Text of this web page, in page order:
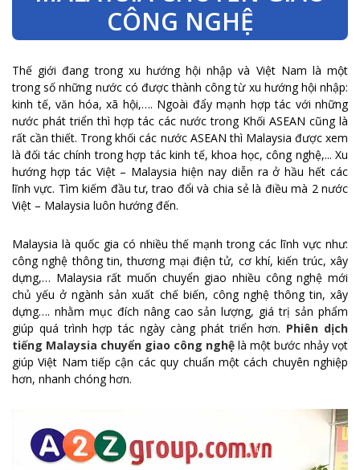
CÔNG NGHỆ
Thế giới đang trong xu hướng hội nhập và Việt Nam là một
trong số những nước có được thành công từ xu hướng hội nhập:
kinh tế, văn hóa, xã hội,…. Ngoài đẩy mạnh hợp tác với những
nước phát triển thì hợp tác các nước trong Khối ASEAN cũng là
rất cần thiết. Trong khối các nước ASEAN thì Malaysia được xem
là đối tác chính trong hợp tác kinh tế, khoa học, công nghệ,... Xu
hướng hợp tác Việt – Malaysia hiện nay diễn ra ở hầu hết các
lĩnh vực. Tìm kiếm đầu tư, trao đổi và chia sẻ là điều mà 2 nước
Việt – Malaysia luôn hướng đến.
Malaysia là quốc gia có nhiều thế mạnh trong các lĩnh vực như:
công nghệ thông tin, thương mại điện tử, cơ khí, kiến trúc, xây
dựng,… Malaysia rất muốn chuyển giao nhiều công nghệ mới
chủ yếu ở ngành sản xuất chế biến, công nghệ thông tin, xây
dựng…. nhằm mục đích nâng cao sản lượng, giá trị sản phẩm
giúp quá trình hợp tác ngày càng phát triển hơn. Phiên dịch
tiếng Malaysia chuyển giao công nghệ là một bước nhảy vọt
giúp Việt Nam tiếp cận các quy chuẩn một cách chuyên nghiệp
hơn, nhanh chóng hơn.